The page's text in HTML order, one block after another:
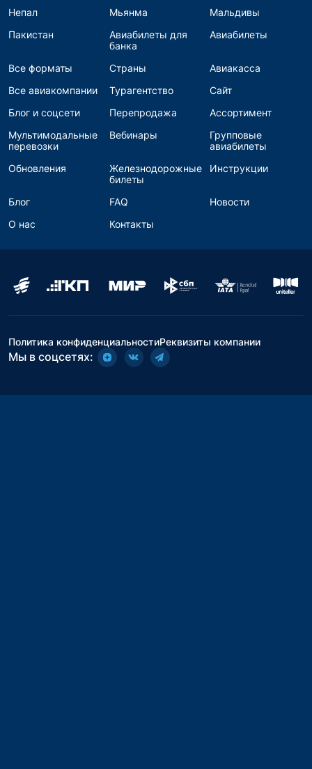
Непал
Мьянма
Мальдивы
Пакистан
Авиабилеты для
банка
Авиабилеты
Все форматы Страны
Авиакасса
Все авиакомпании
Турагентство
Сайт
Блог и соцсети
Перепродажа
Ассортимент
Мультимодальные
перевозки
Вебинары
Групповые
авиабилеты
Обновления
Железнодорожные
билеты
Инструкции
Блог FAQ
Новости
О нас
Контакты
Политика конфиденциальностиРеквизиты компании
Мы в соцсетях: